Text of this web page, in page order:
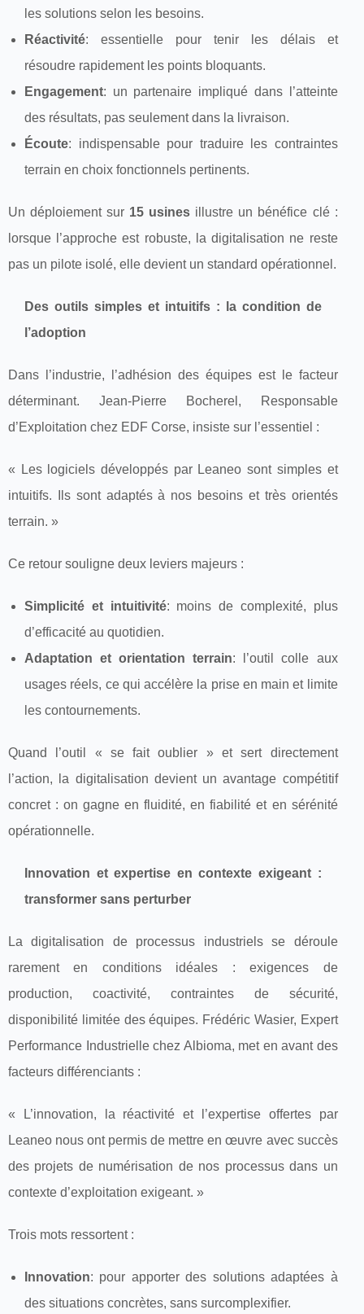
les solutions selon les besoins.
Réactivité: essentielle pour tenir les délais et
résoudre rapidement les points bloquants.
Engagement: un partenaire impliqué dans l’atteinte
des résultats, pas seulement dans la livraison.
Écoute: indispensable pour traduire les contraintes
terrain en choix fonctionnels pertinents.
Un déploiement sur 15 usines illustre un bénéfice clé :
lorsque l’approche est robuste, la digitalisation ne reste
pas un pilote isolé, elle devient un standard opérationnel.
Des outils simples et intuitifs : la condition de
l’adoption
Dans l’industrie, l’adhésion des équipes est le facteur
déterminant. Jean-Pierre Bocherel, Responsable
d’Exploitation chez EDF Corse, insiste sur l’essentiel :
« Les logiciels développés par Leaneo sont simples et
intuitifs. Ils sont adaptés à nos besoins et très orientés
terrain. »
Ce retour souligne deux leviers majeurs :
Simplicité et intuitivité: moins de complexité, plus
d’efficacité au quotidien.
Adaptation et orientation terrain: l’outil colle aux
usages réels, ce qui accélère la prise en main et limite
les contournements.
Quand l’outil « se fait oublier » et sert directement
l’action, la digitalisation devient un avantage compétitif
concret : on gagne en fluidité, en fiabilité et en sérénité
opérationnelle.
Innovation et expertise en contexte exigeant :
transformer sans perturber
La digitalisation de processus industriels se déroule
rarement en conditions idéales : exigences de
production, coactivité, contraintes de sécurité,
disponibilité limitée des équipes. Frédéric Wasier, Expert
Performance Industrielle chez Albioma, met en avant des
facteurs différenciants :
« L’innovation, la réactivité et l’expertise offertes par
Leaneo nous ont permis de mettre en œuvre avec succès
des projets de numérisation de nos processus dans un
contexte d’exploitation exigeant. »
Trois mots ressortent :
Innovation: pour apporter des solutions adaptées à
des situations concrètes, sans surcomplexifier.